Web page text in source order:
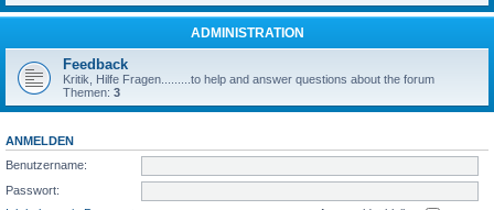
ADMINISTRATION
Feedback
Kritik, Hilfe Fragen.........to help and answer questions about the forum
Themen: 3
ANMELDEN
Benutzername:
Passwort: